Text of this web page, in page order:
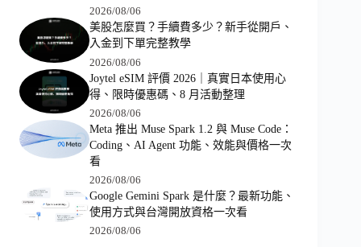
2026/08/06
美股怎麼買？手續費多少？新手從開戶、
入金到下單完整教學
2026/08/06
Joytel eSIM 評價 2026｜真實日本使用心
得、限時優惠碼、8 月活動整理
2026/08/06
Meta 推出 Muse Spark 1.2 與 Muse Code：
Coding、AI Agent 功能、效能與價格一次
看
2026/08/06
Google Gemini Spark 是什麼？最新功能、
使用方式與台灣開放資格一次看
2026/08/06